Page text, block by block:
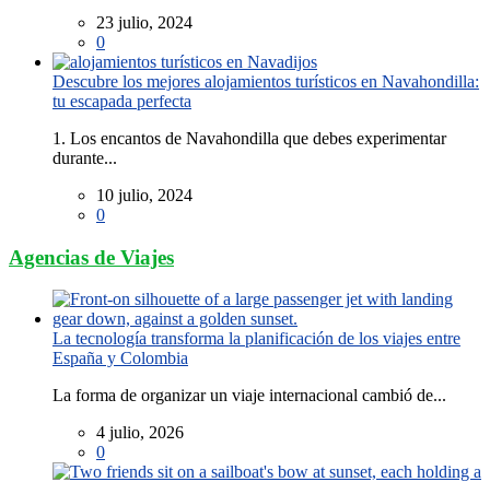
23 julio, 2024
0
Descubre los mejores alojamientos turísticos en Navahondilla:
tu escapada perfecta
1. Los encantos de Navahondilla que debes experimentar
durante...
10 julio, 2024
0
Agencias de Viajes
La tecnología transforma la planificación de los viajes entre
España y Colombia
La forma de organizar un viaje internacional cambió de...
4 julio, 2026
0